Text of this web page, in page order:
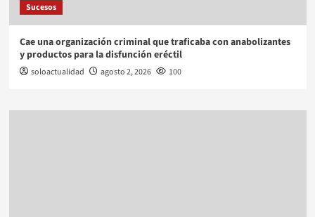
Sucesos
Cae una organización criminal que traficaba con anabolizantes
y productos para la disfunción eréctil
soloactualidad agosto 2, 2026 100